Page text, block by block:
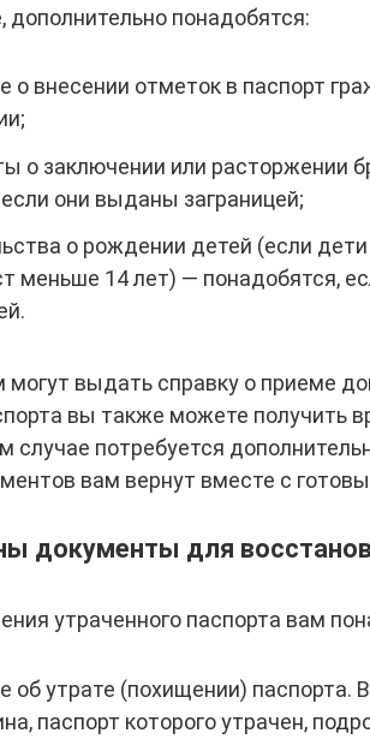
дополнительно понадобятся:
о внесении отметок в паспорт
о заключении или расторжении
они выданы заграницей;
о рождении детей (если
меньше 14 лет) — понадобятся,
выдать справку о приеме
вы также можете получить
случае потребуется
вам вернут вместе с
документы для
утраченного паспорта вам
об утрате (похищении)
паспорт которого утрачен,